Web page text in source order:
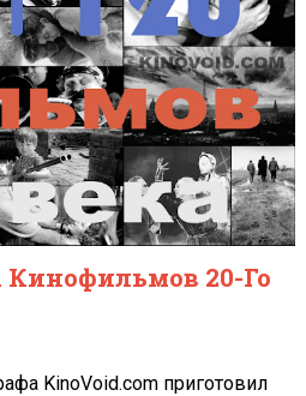
20-Го
KinoVoid.com приготовил